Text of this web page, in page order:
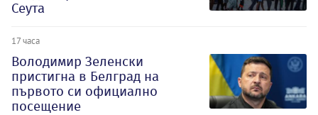
Сеута
17 часа
Володимир Зеленски
пристигна в Белград на
първото си официално
посещение